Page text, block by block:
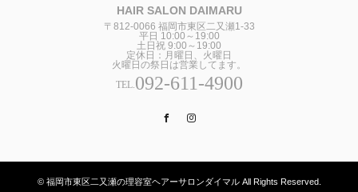
HAIR SALON DAIMARU
〒812-0066 福岡市東区二又瀬1-33
平日 10:00～19:00
土日祝 9:00～19:00
定休日：月曜日、火曜日
火曜日の祭日は営業してます。
TEL.092-611-4900
Facebook
© 福岡市東区二又瀬の理容室ヘアーサロンダイマル All Rights Reserved.